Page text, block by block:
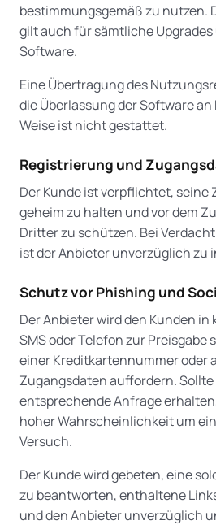
bestimmungsgemäß zu nutzen.
gilt auch für sämtliche Upgrades
Software.
Eine Übertragung des
die Überlassung der Software
Weise ist nicht gestattet.
Registrierung und
Der Kunde ist verpflichtet, seine
geheim zu halten und vor dem
Dritter zu schützen. Bei
ist der Anbieter unverzüglich zu
Schutz vor Phishing und
Der Anbieter wird den Kunden in
SMS oder Telefon zur Preisgabe
einer Kreditkartennummer oder
Zugangsdaten auffordern. Sollte
entsprechende Anfrage
hoher Wahrscheinlichkeit um
Versuch.
Der Kunde wird gebeten, eine
zu beantworten, enthaltene
und den Anbieter unverzüglich